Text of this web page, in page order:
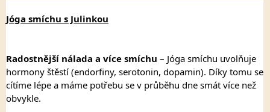
Jóga smíchu s Julinkou
Radostnější nálada a více smíchu – Jóga smíchu uvolňuje
hormony štěstí (endorfiny, serotonin, dopamin). Díky tomu se
cítíme lépe a máme potřebu se v průběhu dne smát více než
obvykle.